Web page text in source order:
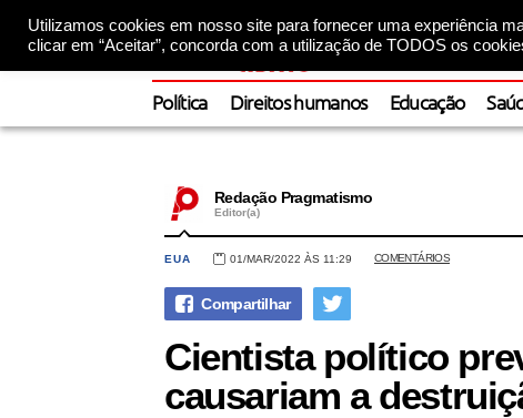
Utilizamos cookies em nosso site para fornecer uma experiência
clicar em “Aceitar”, concorda com a utilização de TODOS os
Política Direitos humanos Educação
Redação Pragmatismo
Editor(a)
EUA 01/MAR/2022 ÀS 11:29 COMENTÁRIOS
Cientista político
causariam a